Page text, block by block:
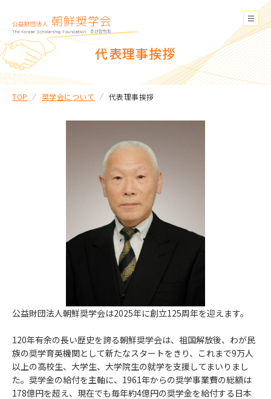
代表理事挨拶
TOP 奨学会について 代表理事挨拶
公益財団法人朝鮮奨学会は2025年に創立125周年を迎えます。
120年有余の長い歴史を誇る朝鮮奨学会は、祖国解放後、わが民
族の奨学育英機関として新たなスタートをきり、これまで9万人
以上の高校生、大学生、大学院生の就学を支援してまいりまし
た。奨学金の給付を主軸に、1961年からの奨学事業費の総額は
178億円を超え、現在でも毎年約4億円の奨学金を給付する日本